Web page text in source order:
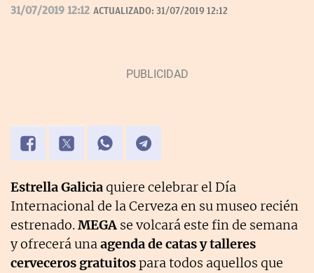
31/07/2019 12:12 ACTUALIZADO: 31/07/2019 12:12
Estrella Galiciaquiere celebrar el Día
Internacional de la Cerveza en su museo recién
estrenado.MEGA se volcará este fin de semana
y ofrecerá unaagenda de catas y talleres
cerveceros gratuitospara todos aquellos que